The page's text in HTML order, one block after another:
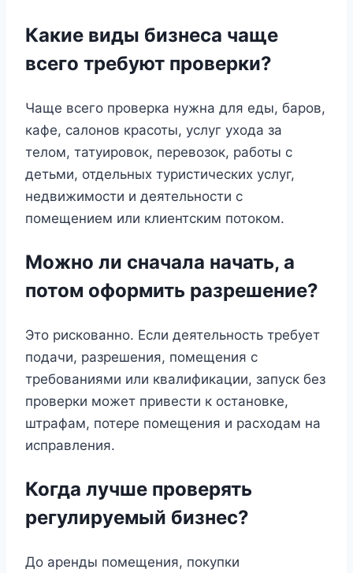
Какие виды бизнеса чаще
всего требуют проверки?
Чаще всего проверка нужна для еды, баров,
кафе, салонов красоты, услуг ухода за
телом, татуировок, перевозок, работы с
детьми, отдельных туристических услуг,
недвижимости и деятельности с
помещением или клиентским потоком.
Можно ли сначала начать, а
потом оформить разрешение?
Это рискованно. Если деятельность требует
подачи, разрешения, помещения с
требованиями или квалификации, запуск без
проверки может привести к остановке,
штрафам, потере помещения и расходам на
исправления.
Когда лучше проверять
регулируемый бизнес?
До аренды помещения, покупки